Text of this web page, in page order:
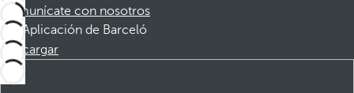
Comunícate con nosotros
Aplicación de Barceló
Descargar